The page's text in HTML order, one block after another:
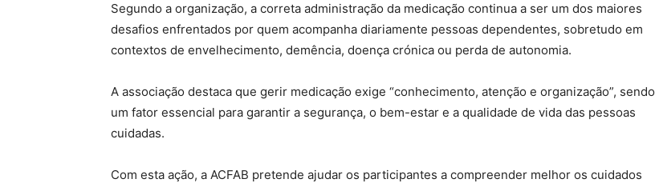
Segundo a organização, a correta administração da medicação continua a ser um dos maiores
desafios enfrentados por quem acompanha diariamente pessoas dependentes, sobretudo em
contextos de envelhecimento, demência, doença crónica ou perda de autonomia.
A associação destaca que gerir medicação exige “conhecimento, atenção e organização”, sendo
um fator essencial para garantir a segurança, o bem-estar e a qualidade de vida das pessoas
cuidadas.
Com esta ação, a ACFAB pretende ajudar os participantes a compreender melhor os cuidados